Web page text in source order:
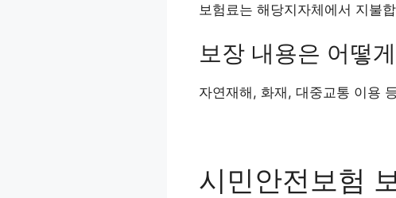
보험료는 해당지자체에서 지불
보장 내용은 어떻
자연재해, 화재, 대중교통 이용
시민안전보험